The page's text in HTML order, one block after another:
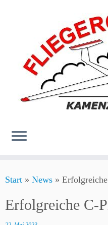
Inhalt
Start » News »
Erfolgreiche C-